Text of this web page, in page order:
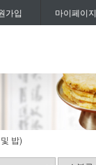
가입 마이페이지
밥)